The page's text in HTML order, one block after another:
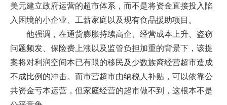
美元建立政府运营的超市体系，而不是将资金直接投入陷
入困境的小企业、工薪家庭以及现有食品援助项目。
他强调，在通货膨胀持续高企、经营成本上升、盗窃
问题频发、保险费上涨以及监管负担加重的背景下，该提
案将对利润空间本已有限的移民及少数族裔经营超市造成
不成比例的冲击。而市营超市由纳税人补贴，可以依靠公
共资金亏本运营，但家庭经营的超市做不到，这根本不是